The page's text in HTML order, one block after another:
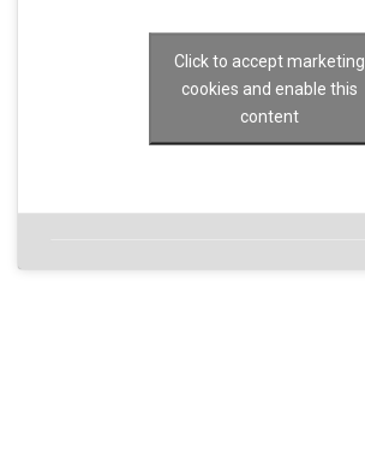
Click to accept marketing
cookies and enable this
content